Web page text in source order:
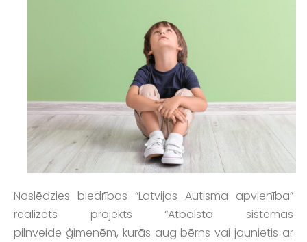
Noslēdzies biedrības “Latvijas Autisma apvienība”
realizēts projekts “Atbalsta sistēmas
pilnveide ģimenēm, kurās aug bērns vai jaunietis ar